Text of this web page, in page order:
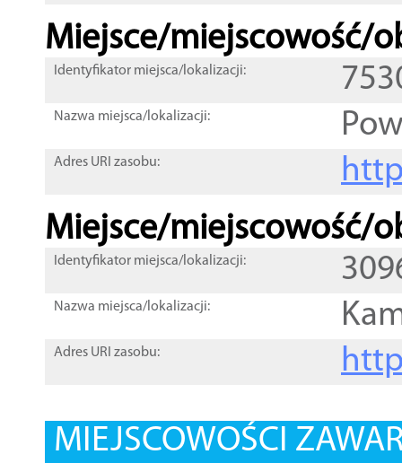
Miejsce/miejscowość/
Identyfikator miejsca/lokalizacji:
Nazwa miejsca/lokalizacji:
Adres URI zasobu:
Miejsce/miejscowość/
Identyfikator miejsca/lokalizacji:
Nazwa miejsca/lokalizacji:
Adres URI zasobu:
MIEJSCOWOŚCI